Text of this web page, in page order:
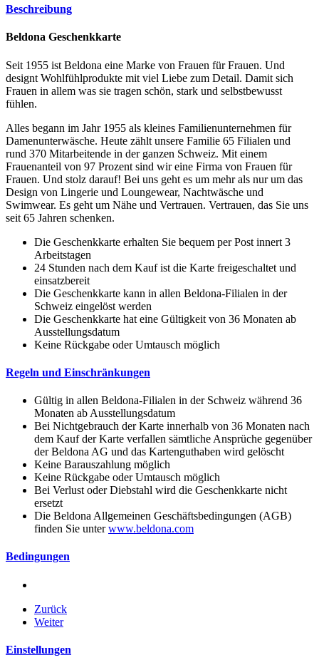
Beschreibung
Beldona Geschenkkarte
Seit 1955 ist Beldona eine Marke von Frauen für Frauen. Und
designt Wohlfühlprodukte mit viel Liebe zum Detail. Damit sich
Frauen in allem was sie tragen schön, stark und selbstbewusst
fühlen.
Alles begann im Jahr 1955 als kleines Familienunternehmen für
Damenunterwäsche. Heute zählt unsere Familie 65 Filialen und
rund 370 Mitarbeitende in der ganzen Schweiz. Mit einem
Frauenanteil von 97 Prozent sind wir eine Firma von Frauen für
Frauen. Und stolz darauf! Bei uns geht es um mehr als nur um das
Design von Lingerie und Loungewear, Nachtwäsche und
Swimwear. Es geht um Nähe und Vertrauen. Vertrauen, das Sie uns
seit 65 Jahren schenken.
Die Geschenkkarte erhalten Sie bequem per Post innert 3
Arbeitstagen
24 Stunden nach dem Kauf ist die Karte freigeschaltet und
einsatzbereit
Die Geschenkkarte kann in allen Beldona-Filialen in der
Schweiz eingelöst werden
Die Geschenkkarte hat eine Gültigkeit von 36 Monaten ab
Ausstellungsdatum
Keine Rückgabe oder Umtausch möglich
Regeln und Einschränkungen
Gültig in allen Beldona-Filialen in der Schweiz während 36
Monaten ab Ausstellungsdatum
Bei Nichtgebrauch der Karte innerhalb von 36 Monaten nach
dem Kauf der Karte verfallen sämtliche Ansprüche gegenüber
der Beldona AG und das Kartenguthaben wird gelöscht
Keine Barauszahlung möglich
Keine Rückgabe oder Umtausch möglich
Bei Verlust oder Diebstahl wird die Geschenkkarte nicht
ersetzt
Die Beldona Allgemeinen Geschäftsbedingungen (AGB)
finden Sie unterwww.beldona.com
Bedingungen
Zurück
Weiter
Einstellungen